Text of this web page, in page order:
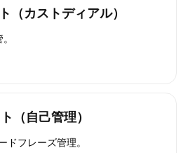
（カストディアル）
（自己管理）
ドフレーズ管理。